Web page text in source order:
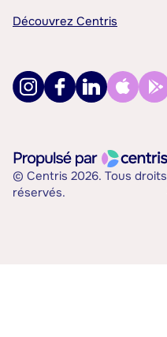
Découvrez Centris
© Centris 2026. Tous droits
réservés.